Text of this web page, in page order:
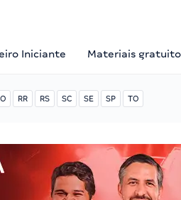
Iniciante Materiais
RR RS SC SE SP TO